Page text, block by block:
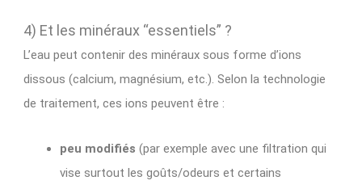
4) Et les minéraux “essentiels” ?
L’eau peut contenir des minéraux sous forme d’ions
dissous (calcium, magnésium, etc.). Selon la technologie
de traitement, ces ions peuvent être :
peu modifiés (par exemple avec une filtration qui
vise surtout les goûts/odeurs et certains